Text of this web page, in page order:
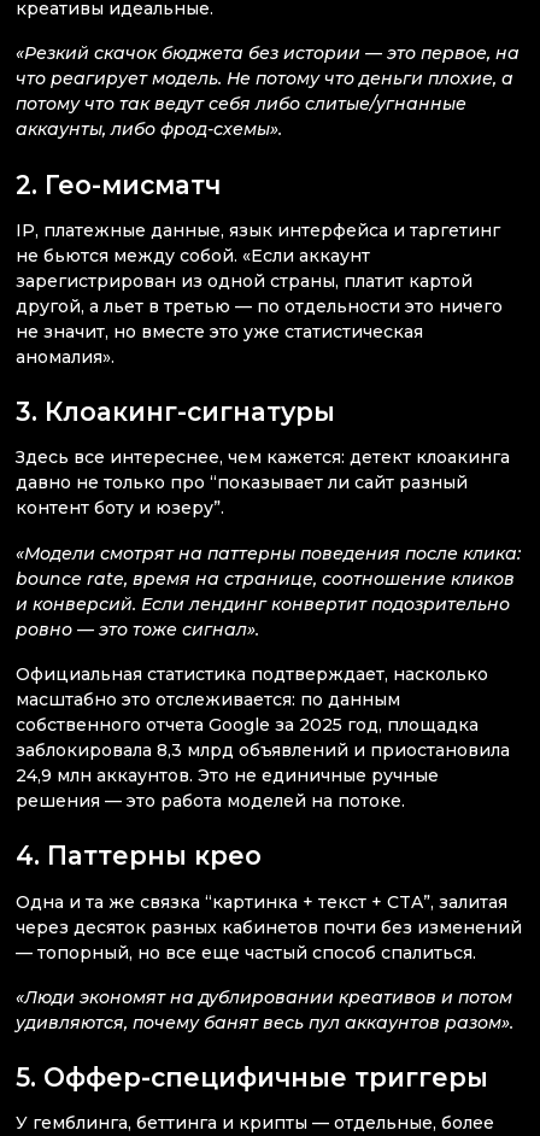
креативы идеальные.
«Резкий скачок бюджета без истории — это первое, на
что реагирует модель. Не потому что деньги плохие, а
потому что так ведут себя либо слитые/угнанные
аккаунты, либо фрод-схемы».
2. Гео-мисматч
IP, платежные данные, язык интерфейса и таргетинг
не бьются между собой. «Если аккаунт
зарегистрирован из одной страны, платит картой
другой, а льет в третью — по отдельности это ничего
не значит, но вместе это уже статистическая
аномалия».
3. Клоакинг-сигнатуры
Здесь все интереснее, чем кажется: детект клоакинга
давно не только про “показывает ли сайт разный
контент боту и юзеру”.
«Модели смотрят на паттерны поведения после клика:
bounce rate, время на странице, соотношение кликов
и конверсий. Если лендинг конвертит подозрительно
ровно — это тоже сигнал».
Официальная статистика подтверждает, насколько
масштабно это отслеживается: по данным
собственного отчета Google за 2025 год, площадка
заблокировала 8,3 млрд объявлений и приостановила
24,9 млн аккаунтов. Это не единичные ручные
решения — это работа моделей на потоке.
4. Паттерны крео
Одна и та же связка “картинка + текст + CTA”, залитая
через десяток разных кабинетов почти без изменений
— топорный, но все еще частый способ спалиться.
«Люди экономят на дублировании креативов и потом
удивляются, почему банят весь пул аккаунтов разом».
5. Оффер-специфичные триггеры
У гемблинга, беттинга и крипты — отдельные, более